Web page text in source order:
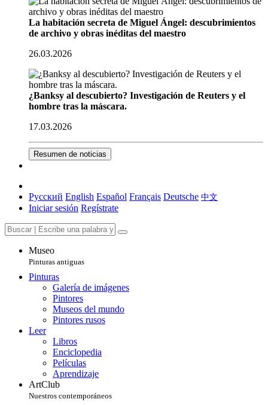
La habitación secreta de Miguel Ángel: descubrimientos
de archivo y obras inéditas del maestro
26.03.2026
¿Banksy al descubierto? Investigación de Reuters y el
hombre tras la máscara.
17.03.2026
Resumen de noticias
Русский English Español Français Deutsche 中文
Iniciar sesión Regístrate
Museo
Pinturas antiguas
Pinturas
Galería de imágenes
Pintores
Museos del mundo
Pintores rusos
Leer
Libros
Enciclopedia
Películas
Aprendizaje
ArtClub
Nuestros contemporáneos